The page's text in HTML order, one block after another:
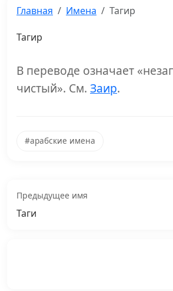
Главная Имена Тагир
Тагир
В переводе означает
чистый». См. Заир.
#арабские имена
Предыдущее имя
Таги